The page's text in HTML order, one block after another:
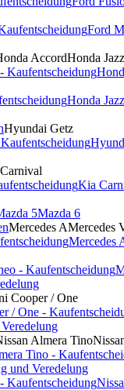
Ford
AccordHonda Jazz
Kaufentscheidung
Honda
Hyundai Getz
Kia
5Mazda 6
Mercedes AMercedes
Mercedes
- Kaufentscheidung
Cooper / One
/ One -
Almera Tino
Tino -
und Veredelung
Kaufentscheidung